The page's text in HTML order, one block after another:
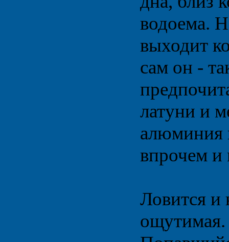
водоема.
выходит
сам он -
латуни и
алюминия
впрочем и
Ловится и
ощутимая.